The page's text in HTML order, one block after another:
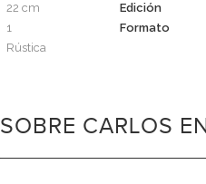
22 cm
Edición
1
Formato
Rústica
SOBRE CARLOS